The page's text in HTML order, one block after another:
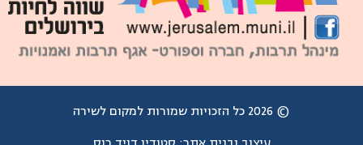
© 2026 כל הזכויות שמורות למקום לשירה